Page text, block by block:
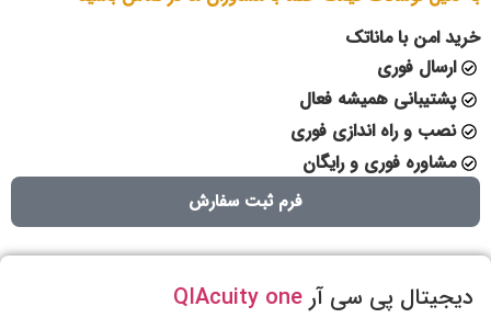
خرید امن با ماناتک
ارسال فوری
پشتیبانی همیشه فعال
نصب و راه اندازی فوری
مشاوره فوری و رایگان
فرم ثبت سفارش
دیجیتال پی سی آر QIAcuity one